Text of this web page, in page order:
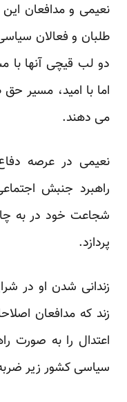
نعیمی و مدافعان
طلبان و فعالان
دو لب قیچی آنها با
اما با امید، مسیر
می دهند.
نعیمی در عرصه
راهبرد جنبش
شجاعت خود در به
پردازد.
زندانی شدن او در
زند که مدافعان
اعتدال را به صورت
سیاسی کشور زیر ضربه